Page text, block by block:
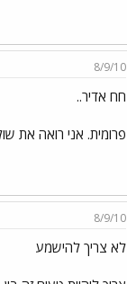
8/9/10
חח אדיר..
פרומית. אני רואה את
8/9/10
לא צריך להישמע